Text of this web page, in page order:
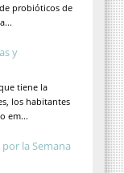
probióticos de
y
tiene la
los habitantes
em...
la Semana